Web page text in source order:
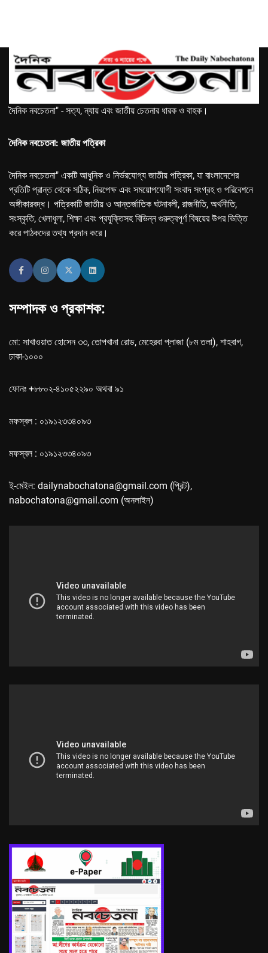
দৈনিক নবচেতনা" - সত্য, ন্যায় এবং জাতীয় চেতনার ধারক ও বাহক।
দৈনিক নবচেতনা: জাতীয় পত্রিকা
দৈনিক নবচেতনা" একটি আধুনিক ও নির্ভরযোগ্য জাতীয় পত্রিকা, যা বাংলাদেশের
প্রতিটি প্রান্ত থেকে সঠিক, নিরপেক্ষ এবং সময়োপযোগী সংবাদ সংগ্রহ ও পরিবেশনে
অঙ্গীকারবদ্ধ। পত্রিকাটি জাতীয় ও আন্তর্জাতিক ঘটনাবলী, রাজনীতি, অর্থনীতি,
সংস্কৃতি, খেলাধুলা, শিক্ষা এবং প্রযুক্তিসহ বিভিন্ন গুরুত্বপূর্ণ বিষয়ের উপর ভিত্তি
করে পাঠকদের তথ্য প্রদান করে।
সম্পাদক ও প্রকাশক:
মো: সাখাওয়াত হোসেন ৩৩, তোপখানা রোড, মেহেরবা প্লাজা (৮ম তলা), শাহবাগ,
ঢাকা-১০০০
ফোনঃ +৮৮০২-৪১০৫২২৯০ অথবা ৯১
মফস্বল : ০১৯১২৩৩৪০৯৩
মফস্বল : ০১৯১২৩৩৪০৯৩
ই-মেইল: dailynabochatona@gmail.com (প্রিন্ট),
nabochatona@gmail.com (অনলাইন)